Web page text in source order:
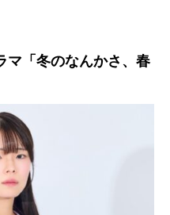
マ「冬のなんかさ、春